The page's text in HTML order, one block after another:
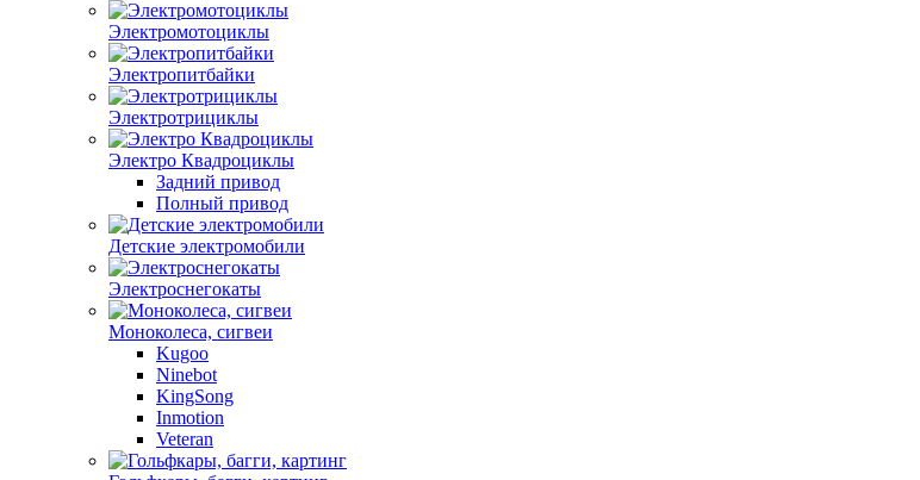
Электромотоциклы
Электропитбайки
Электротрициклы
Электро Квадроциклы
Задний привод
Полный привод
Детские электромобили
Электроснегокаты
Моноколеса, сигвеи
Kugoo
Ninebot
KingSong
Inmotion
Veteran